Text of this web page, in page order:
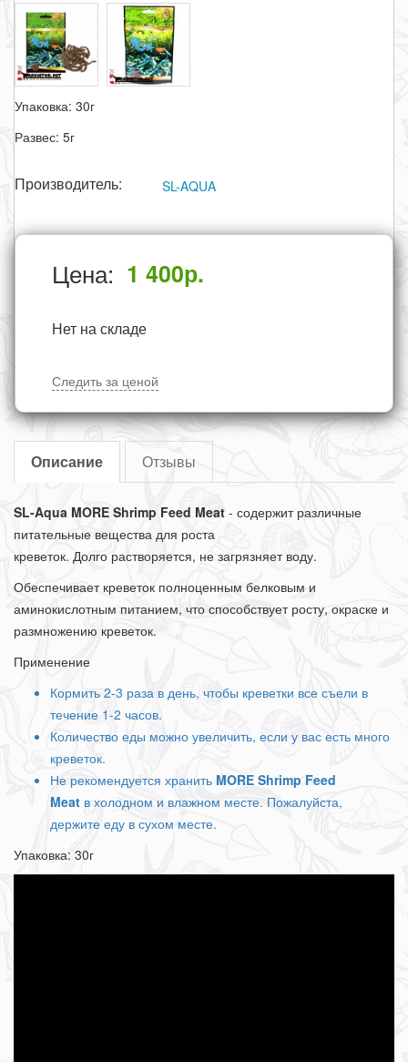
Упаковка: 30г
Развес: 5г
Производитель: SL-AQUA
Цена: 1 400р.
Нет на складе
Следить за ценой
Описание Отзывы
SL-Aqua MORE Shrimp Feed Meat - содержит различные
питательные вещества для роста
креветок. Долго растворяется, не загрязняет воду.
Обеспечивает креветок полноценным белковым и
аминокислотным питанием, что способствует росту, окраске и
размножению креветок.
Применение
Кормить 2-3 раза в день, чтобы креветки все съели в
течение 1-2 часов.
Количество еды можно увеличить, если у вас есть много
креветок.
Не рекомендуется хранить MORE Shrimp Feed
Meat в холодном и влажном месте. Пожалуйста,
держите еду в сухом месте.
Упаковка: 30г